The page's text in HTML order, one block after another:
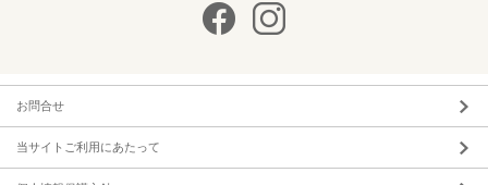
お問合せ
当サイトご利用にあたって